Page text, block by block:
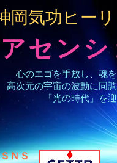
アセン
岡気功ヒー
心のエゴを手放し、魂
高次元の宇宙の波動に同
「光の時代」を
ＮＳ